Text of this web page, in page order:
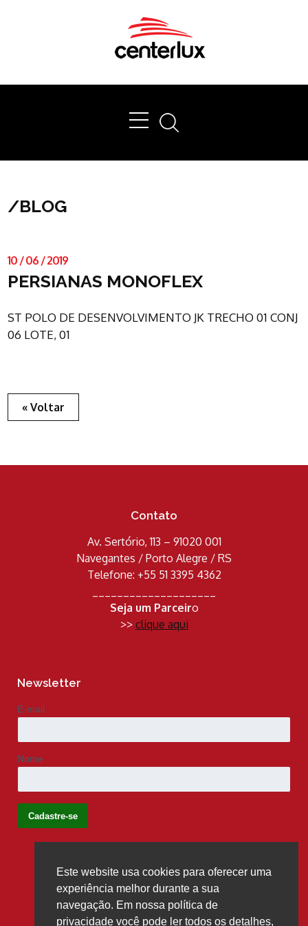
/BLOG
10 /06 /2019
PERSIANAS MONOFLEX
ST POLO DE DESENVOLVIMENTO JK TRECHO 01 CONJ
06 LOTE, 01
« Voltar
Contato
Av. Sertório, 113 – 91020 001
Navegantes / Porto Alegre / RS
Telefone: +55 51 3395 4362
Seja um Parceiro
>> clique aqui
Newsletter
E-mail
Nome
Siga-nos
Este website usa cookies para oferecer uma
experiência melhor durante a sua
navegação. Em nossa política de
privacidade você pode ler todos os detalhes,